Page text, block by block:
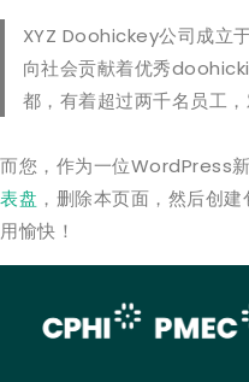
XYZ Doohickey公司成立
向社会贡献着优秀
都，有着超过两千名员工
而您，作为一位WordPress
表盘 ，删除本页面，然后创
用愉快！